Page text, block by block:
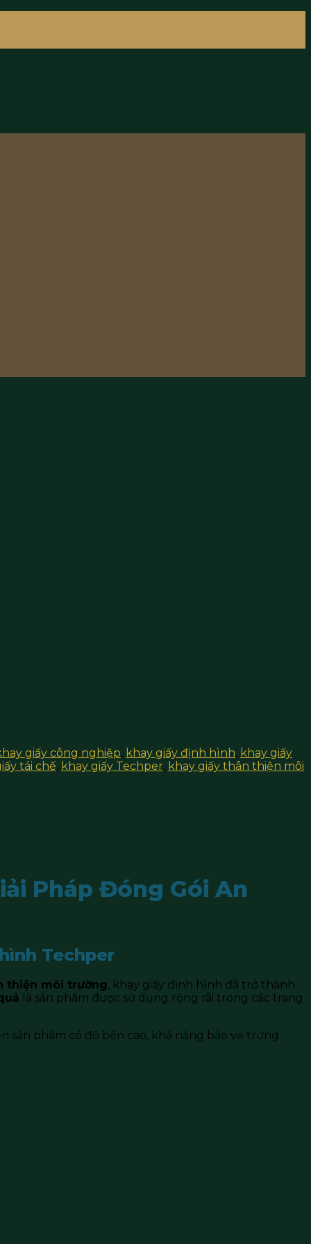
giấy công nghiệp, khay giấy định hình, khay giấy
tái chế, khay giấy Techper, khay giấy thân thiện môi
Pháp Đóng Gói An
Techper
thiện môi trường, khay giấy định hình đã trở thành
là sản phẩm được sử dụng rộng rãi trong các trang
phẩm có độ bền cao, khả năng bảo vệ trứng